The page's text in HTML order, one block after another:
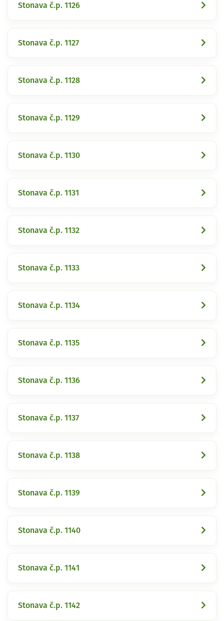
Stonava č.p. 1126
Stonava č.p. 1127
Stonava č.p. 1128
Stonava č.p. 1129
Stonava č.p. 1130
Stonava č.p. 1131
Stonava č.p. 1132
Stonava č.p. 1133
Stonava č.p. 1134
Stonava č.p. 1135
Stonava č.p. 1136
Stonava č.p. 1137
Stonava č.p. 1138
Stonava č.p. 1139
Stonava č.p. 1140
Stonava č.p. 1141
Stonava č.p. 1142